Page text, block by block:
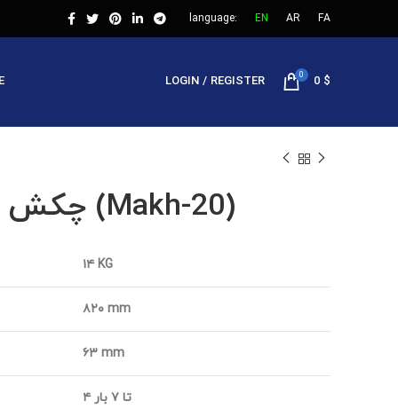
language: EN AR FA
LOGIN / REGISTER 0 0 $
چکش ماخ 20 (Makh-20)
۱۴ KG
۸۲۰ mm
۶۳ mm
۴ تا ۷ بار